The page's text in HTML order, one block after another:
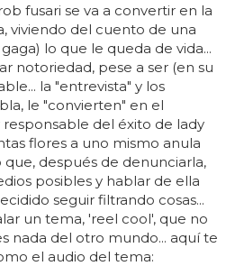
fusari se va a convertir en la
viviendo del cuento de una
lo que le queda de vida...
notoriedad, pese a ser (en su
la "entrevista" y los
le "convierten" en el
del éxito de lady
flores a uno mismo anula
después de denunciarla,
posibles y hablar de ella
seguir filtrando cosas...
un tema, 'reel cool', que no
nada del otro mundo... aquí te
el audio del tema: